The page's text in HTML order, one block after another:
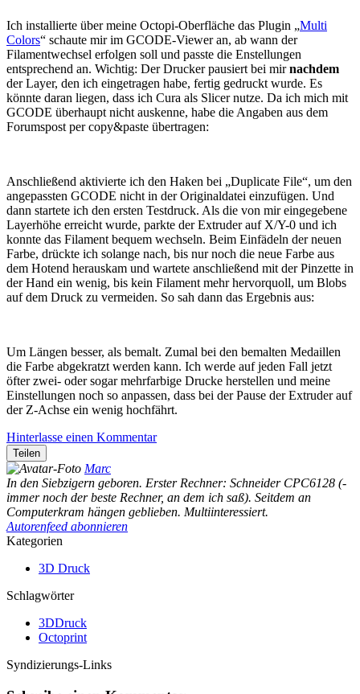
Ich installierte über meine Octopi-Oberfläche das Plugin „Multi
Colors“ schaute mir im GCODE-Viewer an, ab wann der
Filamentwechsel erfolgen soll und passte die Enstellungen
entsprechend an. Wichtig: Der Drucker pausiert bei mirnachdem
der Layer, den ich eingetragen habe, fertig gedruckt wurde. Es
könnte daran liegen, dass ich Cura als Slicer nutze. Da ich mich mit
GCODE überhaupt nicht auskenne, habe die Angaben aus dem
Forumspost per copy&paste übertragen:
Anschließend aktivierte ich den Haken bei „Duplicate File“, um den
angepassten GCODE nicht in der Originaldatei einzufügen. Und
dann startete ich den ersten Testdruck. Als die von mir eingegebene
Layerhöhe erreicht wurde, parkte der Extruder auf X/Y-0 und ich
konnte das Filament bequem wechseln. Beim Einfädeln der neuen
Farbe, drückte ich solange nach, bis nur noch die neue Farbe aus
dem Hotend herauskam und wartete anschließend mit der Pinzette in
der Hand ein wenig, bis kein Filament mehr hervorquoll, um Blobs
auf dem Druck zu vermeiden. So sah dann das Ergebnis aus:
Um Längen besser, als bemalt. Zumal bei den bemalten Medaillen
die Farbe abgekratzt werden kann. Ich werde auf jeden Fall jetzt
öfter zwei- oder sogar mehrfarbige Drucke herstellen und meine
Einstellungen noch so anpassen, dass bei der Pause der Extruder auf
der Z-Achse ein wenig hochfährt.
Hinterlasse einen Kommentar
Teilen
Marc
In den Siebzigern geboren. Erster Rechner: Schneider CPC6128 (-
immer noch der beste Rechner, an dem ich saß). Seitdem an
Computerkram hängen geblieben. Multiinteressiert.
Autorenfeed abonnieren
Kategorien
3D Druck
Schlagwörter
3DDruck
Octoprint
Syndizierungs-Links